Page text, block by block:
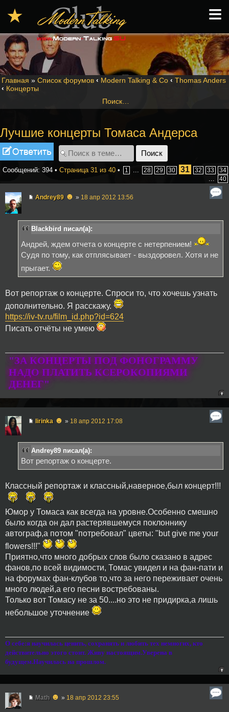
Главная » Список форумов ‹ Modern Talking & Co ‹ Thomas Anders
‹ Концерты
Поиск…
Лучшие концерты Томаса Андерса
Ответить
Сообщений: 394 • Страница 31 из 40 • 1 28 29 30 31 32 33 34
40
Andrey89 ☻ » 18 апр 2012 13:56
Blackbird писал(а):
Андрей, ждем отчета о концерте с нетерпением!
Судя по тому, как отплясывает - выздоровел. Хотя и не
прыгает.
Вот репортаж о концерте. Спроси то, что хочешь узнать
дополнительно. Я расскажу.
https://iv-tv.ru/film_id.php?id=624
Писать отчёты не умею
"ЗА КОНЦЕРТЫ ПОД ФОНОГРАММУ
НАДО ПЛАТИТЬ КСЕРОКОПИЯМИ
ДЕНЕГ"
lirinka ☻ » 18 апр 2012 17:08
Andrey89 писал(а):
Вот репортаж о концерте.
Классный репортаж и классный,наверное,был концерт!!!
Юмор у Томаса как всегда на уровне.Особенно смешно
было когда он дал растерявшемуся поклоннику
автограф,а потом "потребовал" цветы: "but give me your
flowers!!!"
Приятно,что много добрых слов было сказано в адрес
фанов,по всей видимости, Томас увидел и на фан-пати и
на форумах фан-клубов то,что за него переживает очень
много людей,а его песни востребованы.
Только вот Томасу не за 50....но это не придирка,а лишь
небольшое уточнение
О себе:я научилась ценить, сохранять и любить тех немногих, кто
действительно этого стоит. Живу настоящим.Уверена в
будущем.Научилась на прошлом.
Math ☻ » 18 апр 2012 23:55
★ ≡